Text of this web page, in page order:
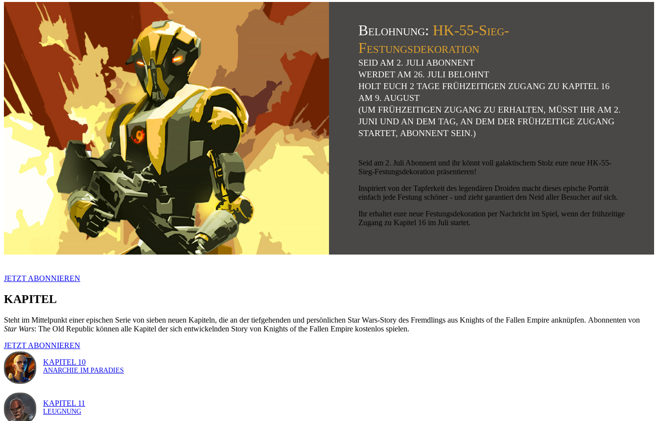
Belohnung: HK-55-Sieg-
Festungsdekoration
SEID AM 2. JULI ABONNENT
WERDET AM 26. JULI BELOHNT
HOLT EUCH 2 TAGE FRÜHZEITIGEN ZUGANG ZU KAPITEL 16
AM 9. AUGUST
(UM FRÜHZEITIGEN ZUGANG ZU ERHALTEN, MÜSST IHR AM 2.
JUNI UND AN DEM TAG, AN DEM DER FRÜHZEITIGE ZUGANG
STARTET, ABONNENT SEIN.)
Seid am 2. Juli Abonnent und ihr könnt voll galaktischem Stolz eure neue HK-55-
Sieg-Festungsdekoration präsentieren!
Inspiriert von der Tapferkeit des legendären Droiden macht dieses epische Porträt
einfach jede Festung schöner - und zieht garantiert den Neid aller Besucher auf sich.
Ihr erhaltet eure neue Festungsdekoration per Nachricht im Spiel, wenn der frühzeitige
Zugang zu Kapitel 16 im Juli startet.
JETZT ABONNIEREN
KAPITEL
Steht im Mittelpunkt einer epischen Serie von sieben neuen Kapiteln, die an der tiefgehenden und persönlichen Star Wars-Story des Fremdlings aus Knights of the Fallen Empire anknüpfen. Abonnenten von
Star Wars: The Old Republic können alle Kapitel der sich entwickelnden Story von Knights of the Fallen Empire kostenlos spielen.
JETZT ABONNIEREN
KAPITEL 10
ANARCHIE IM PARADIES
KAPITEL 11
LEUGNUNG